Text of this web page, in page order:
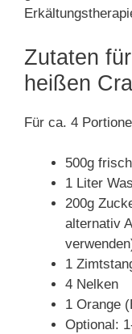
Zutaten
heißen
Für ca. 4
500g
1 Liter
200g
alternativ
1
4 Nelken
1 Orange
Optional: